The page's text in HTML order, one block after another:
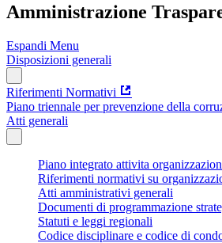
Amministrazione
Espandi Menu
Disposizioni generali
Riferimenti Normativi
Piano triennale per prevenzione della
Atti generali
Piano integrato attivita
Riferimenti normativi su
Atti amministrativi generali
Documenti di programmazione
Statuti e leggi regionali
Codice disciplinare e codice di